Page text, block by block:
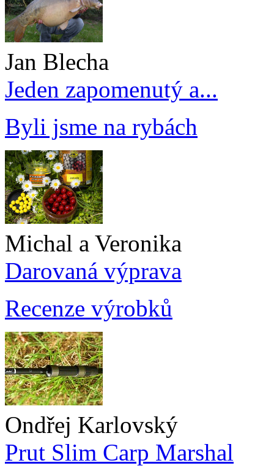
Jan Blecha
Jeden zapomenutý a...
Byli jsme na rybách
Michal a Veronika
Darovaná výprava
Recenze výrobků
Ondřej Karlovský
Prut Slim Carp Marshal